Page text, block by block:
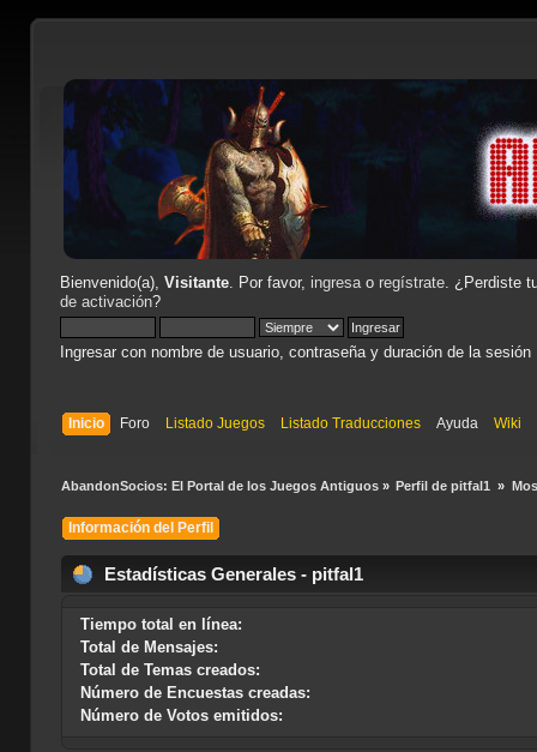
Bienvenido(a), Visitante. Por favor, ingresao regístrate. ¿Perdiste
de activación?
Ingresar con nombre de usuario, contraseña y duración de la sesión
Inicio Foro Listado Juegos Listado Traducciones Ayuda Wiki
AbandonSocios: El Portal de los Juegos Antiguos» Perfil de pitfal1 »
Información del Perfil
Estadísticas Generales - pitfal1
Tiempo total en línea:
Total de Mensajes:
Total de Temas creados:
Número de Encuestas creadas:
Número de Votos emitidos: